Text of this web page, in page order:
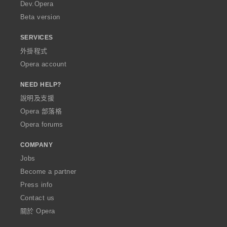
Dev.Opera
Beta version
SERVICES
外掛程式
Opera account
NEED HELP?
說明及支援
Opera 部落格
Opera forums
COMPANY
Jobs
Become a partner
Press info
Contact us
關於 Opera